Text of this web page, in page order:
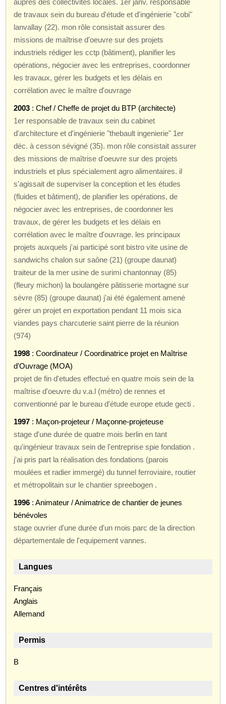
de travaux sein du bureau d'étude et d'ingénierie "cobi"
lanvallay (22). mon rôle consistait assurer des
missions de maîtrise d'oeuvre sur des projets
industriels rédiger les cctp (bâtiment), planifier les
opérations, négocier avec les entreprises, coordonner
les travaux, gérer les budgets et les délais en
corrélation avec le maître d'ouvrage
2003 : Chef / Cheffe de projet du BTP (architecte)
1er responsable de travaux sein du cabinet
d'architecture et d'ingénierie "thebault ingenierie" 1er
déc. à cesson sévigné (35). mon rôle consistait assurer
des missions de maîtrise d'oeuvre sur des projets
industriels et plus spécialement agro alimentaires. il
s'agissait de superviser la conception et les études
(fluides et bâtiment), de planifier les opérations, de
négocier avec les entreprises, de coordonner les
travaux, de gérer les budgets et les délais en
corrélation avec le maître d'ouvrage. les principaux
projets auxquels j'ai participé sont bistro vite usine de
sandwichs chalon sur saône (21) (groupe daunat)
traiteur de la mer usine de surimi chantonnay (85)
(fleury michon) la boulangère pâtisserie mortagne sur
sèvre (85) (groupe daunat) j'ai été également amené
gérer un projet en exportation pendant 11 mois sica
viandes pays charcuterie saint pierre de la réunion
(974)
1998 : Coordinateur / Coordinatrice projet en Maîtrise
d'Ouvrage (MOA)
projet de fin d'etudes effectué en quatre mois sein de la
maîtrise d'oeuvre du v.a.l (métro) de rennes et
conventionné par le bureau d'étude europe etude gecti .
1997 : Maçon-projeteur / Maçonne-projeteuse
stage d'une durée de quatre mois berlin en tant
qu'ingénieur travaux sein de l'entreprise spie fondation .
j'ai pris part la réalisation des fondations (parois
moulées et radier immergé) du tunnel ferroviaire, routier
et métropolitain sur le chantier spreebogen .
1996 : Animateur / Animatrice de chantier de jeunes
bénévoles
stage ouvrier d'une durée d'un mois parc de la direction
départementale de l'equipement vannes.
Langues
Français
Anglais
Allemand
Permis
B
Centres d'intérêts